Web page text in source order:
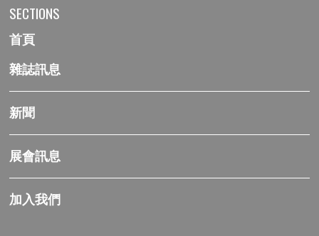
SECTIONS
首頁
雜誌訊息
新聞
展會訊息
加入我們